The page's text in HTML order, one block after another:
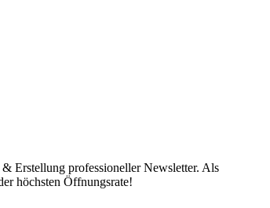
Erstellung professioneller Newsletter. Als
höchsten Öffnungsrate!